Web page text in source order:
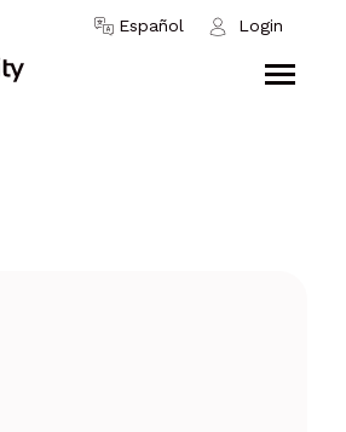
Español Login
Skip to content